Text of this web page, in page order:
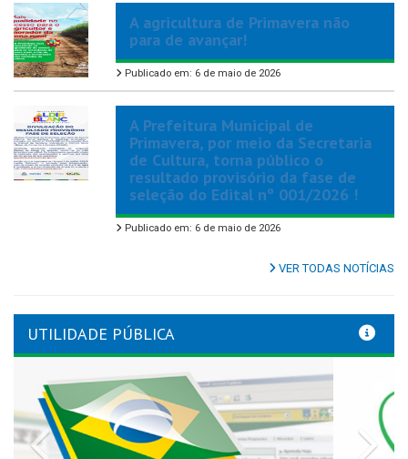
A agricultura de Primavera não
para de avançar!
Publicado em: 6 de maio de 2026
A Prefeitura Municipal de
Primavera, por meio da Secretaria
de Cultura, torna público o
resultado provisório da fase de
seleção do Edital nº 001/2026 !
Publicado em: 6 de maio de 2026
VER TODAS NOTÍCIAS
UTILIDADE PÚBLICA
Previous